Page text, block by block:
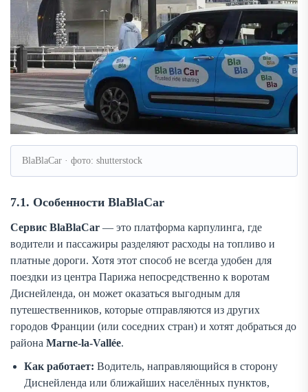
BlaBlaCar · фото: shutterstock
7.1. Особенности BlaBlaCar
Сервис BlaBlaCar — это платформа карпулинга, где
водители и пассажиры разделяют расходы на топливо и
платные дороги. Хотя этот способ не всегда удобен для
поездки из центра Парижа непосредственно к воротам
Диснейленда, он может оказаться выгодным для
путешественников, которые отправляются из других
городов Франции (или соседних стран) и хотят добраться до
района Marne-la-Vallée.
Как работает: Водитель, направляющийся в сторону
Диснейленда или ближайших населённых пунктов,